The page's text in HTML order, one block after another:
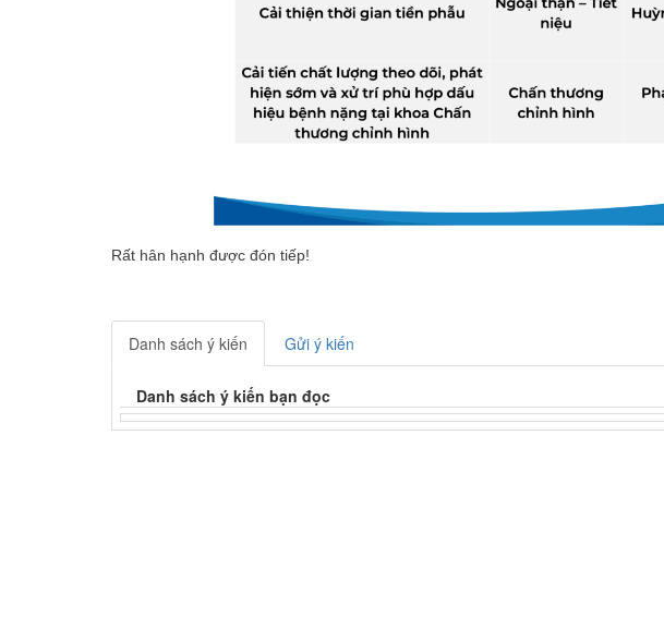
Rất hân hạnh được đón tiếp!